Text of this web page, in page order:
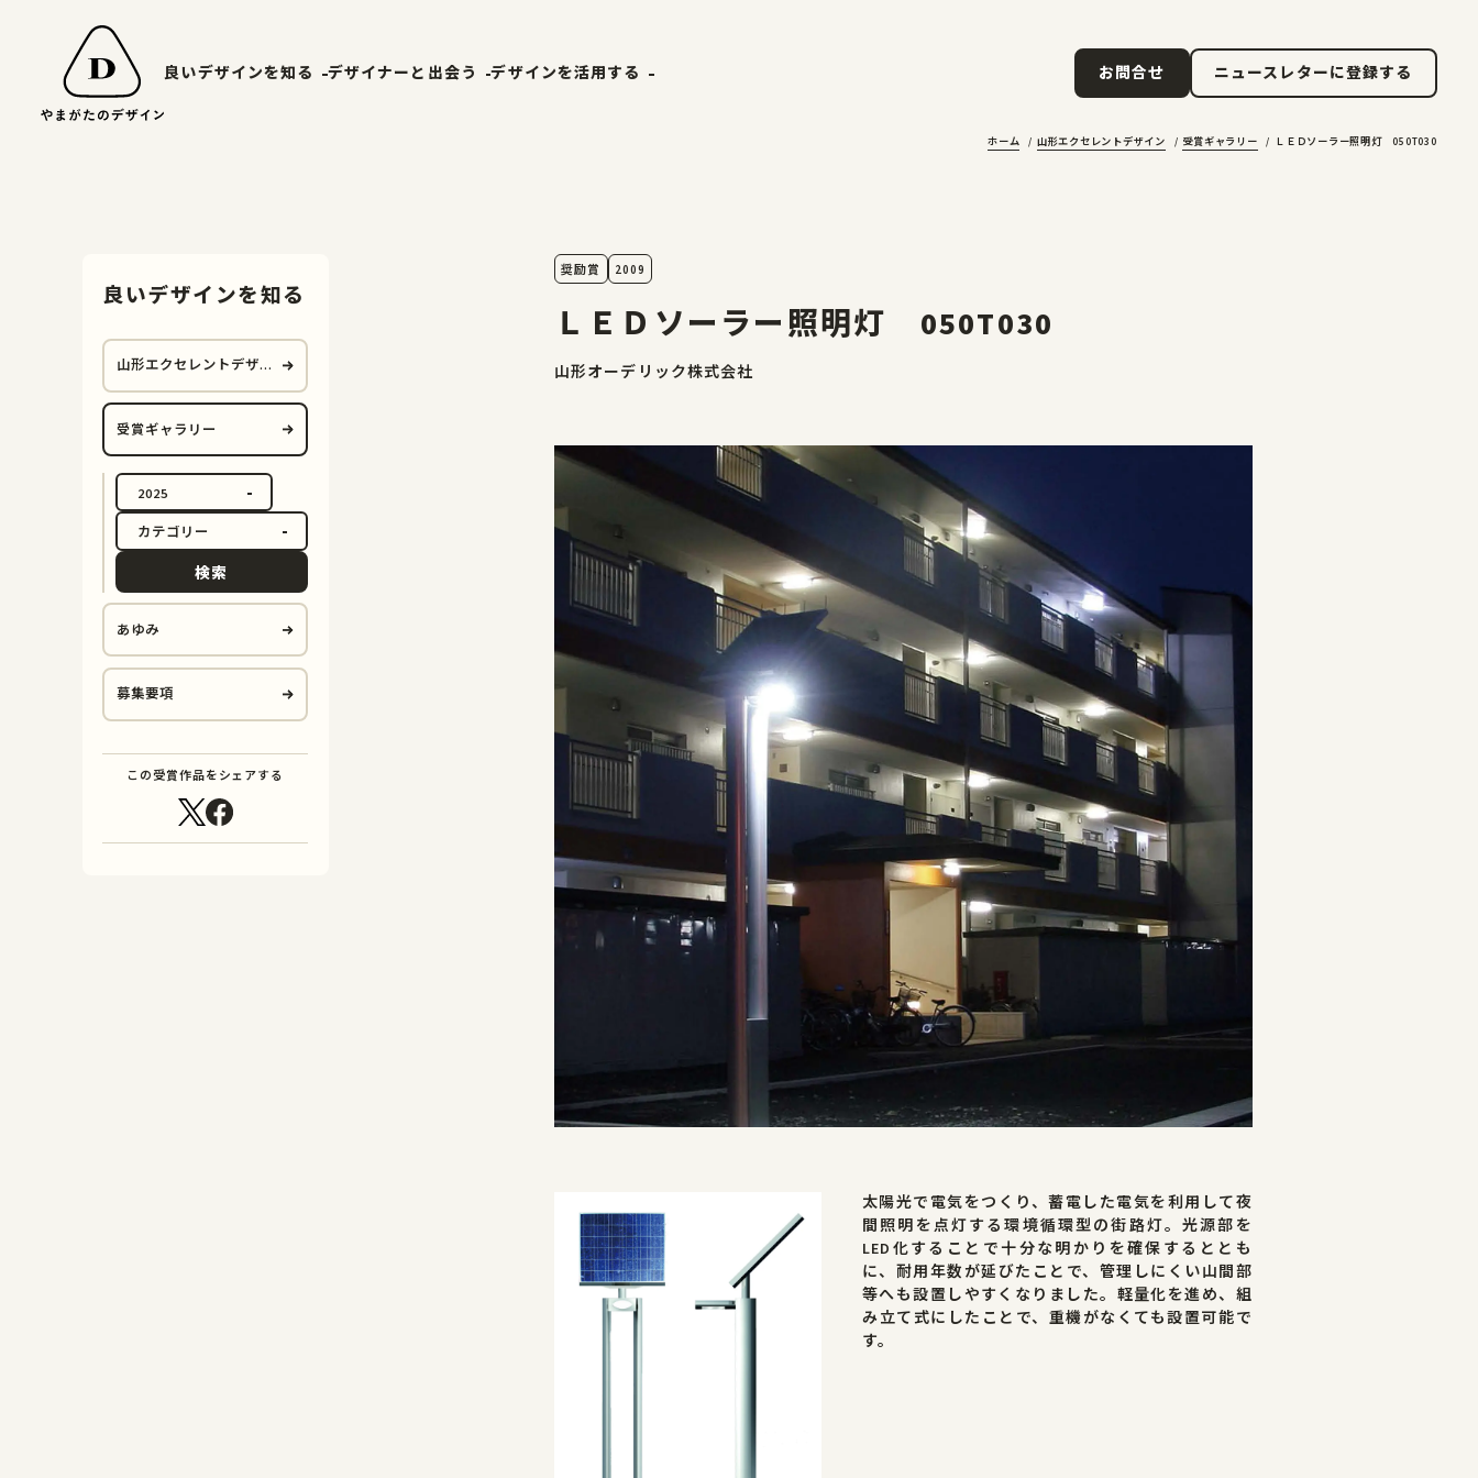
良いデザインを知る デザイナーと出会う デザインを活用する お問合せ ニュースレターに登録する
山形エクセレントデザインのあゆみ
山形エクセレントデザイン2025募集要項
ニュースレターに登録する
山形エクセレントデザイン
山形エクセレントデザイン
受賞ギャラリー
やまがたデザ縁
やまがたデザ縁
マッチング事例
やまがた&Ｄプロジェクト
やまがた&Ｄプロジェクト
レポート
お問合せ
ホーム 山形エクセレントデザイン 受賞ギャラリー ＬＥＤソーラー照明灯 050T030
良いデザインを知る
山形エクセレントデザイ
受賞ギャラリー
検索
あゆみ
募集要項
この受賞作品をシェアする
奨励賞 2009
ＬＥＤソーラー照明灯 050T030
山形オーデリック株式会社
太陽光で電気をつくり、蓄電した電気を利用して夜
間照明を点灯する環境循環型の街路灯。光源部を
LED化することで十分な明かりを確保するととも
に、耐用年数が延びたことで、管理しにくい山間部
等へも設置しやすくなりました。軽量化を進め、組
み立て式にしたことで、重機がなくても設置可能で
す。